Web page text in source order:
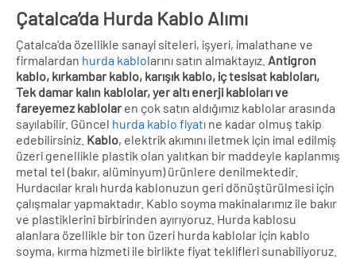
Çatalca’da Hurda Kablo Alımı
Çatalca’da özellikle sanayi siteleri, işyeri, imalathane ve
firmalardan hurda kablolarını satın almaktayız. Antigron
kablo, kırkambar kablo, karışık kablo, iç tesisat kabloları,
Tek damar kalın kablolar, yer altı enerji kabloları ve
fareyemez kablolar en çok satın aldığımız kablolar arasında
sayılabilir. Güncel hurda kablo fiyatı ne kadar olmuş takip
edebilirsiniz. Kablo, elektrik akımını iletmek için imal edilmiş
üzeri genellikle plastik olan yalıtkan bir maddeyle kaplanmış
metal tel (bakır, alüminyum) ürünlere denilmektedir.
Hurdacılar kralı hurda kablonuzun geri dönüştürülmesi için
çalışmalar yapmaktadır. Kablo soyma makinalarımız ile bakır
ve plastiklerini birbirinden ayırıyoruz. Hurda kablosu
alanlara özellikle bir ton üzeri hurda kablolar için kablo
soyma, kırma hizmeti ile birlikte fiyat teklifleri sunabiliyoruz.